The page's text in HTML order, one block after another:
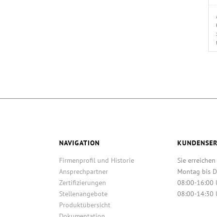
NAVIGATION
Firmenprofil und Historie
Ansprechpartner
Zertifizierungen
Stellenangebote
Produktübersicht
Sie
Montag bis
08:00-16:00
08:00-14:30